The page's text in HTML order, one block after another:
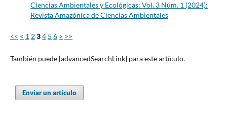
Ciencias Ambientales y Ecológicas: Vol. 3 Núm. 1 (2024):
Revista Amazónica de Ciencias Ambientales
<< < 1 234 5 6 > >>
También puede {advancedSearchLink} para este artículo.
Enviar un artículo